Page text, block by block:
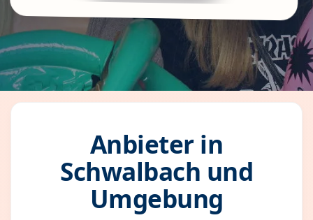
Anbieter in
Schwalbach und
Umgebung